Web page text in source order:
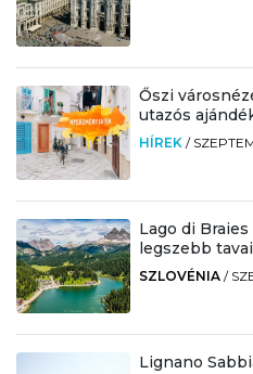
Őszi
utazós
HÍREK /
Lago di
legszebb
SZLOVÉNIA /
Lignano